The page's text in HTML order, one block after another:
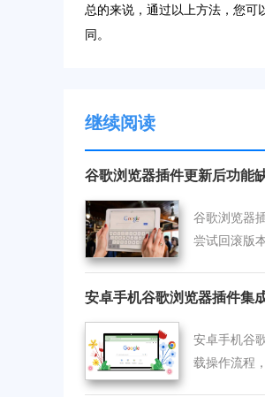
总的来说，通过以上方法，您
同。
继续阅读
谷歌浏览器插件更新后功能
谷歌浏览器
尝试回滚版
安卓手机谷歌浏览器插件集
安卓手机谷
载操作流程